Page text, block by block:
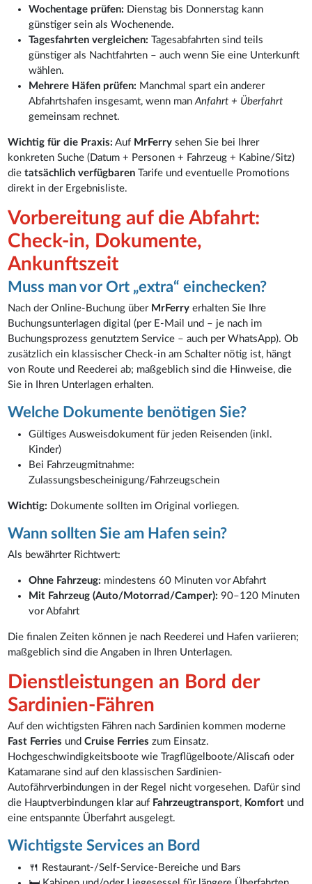
Wochentage prüfen: Dienstag bis Donnerstag kann
günstiger sein als Wochenende.
Tagesfahrten vergleichen: Tagesabfahrten sind teils
günstiger als Nachtfahrten – auch wenn Sie eine Unterkunft
wählen.
Mehrere Häfen prüfen: Manchmal spart ein anderer
Abfahrtshafen insgesamt, wenn manAnfahrt + Überfahrt
gemeinsam rechnet.
Wichtig für die Praxis: Auf MrFerry sehen Sie bei Ihrer
konkreten Suche (Datum + Personen + Fahrzeug + Kabine/Sitz)
dietatsächlich verfügbaren Tarife und eventuelle Promotions
direkt in der Ergebnisliste.
Vorbereitung auf die Abfahrt:
Check-in, Dokumente,
Ankunftszeit
Muss man vor Ort „extra“ einchecken?
Nach der Online-Buchung über MrFerry erhalten Sie Ihre
Buchungsunterlagen digital (per E-Mail und – je nach im
Buchungsprozess genutztem Service – auch per WhatsApp). Ob
zusätzlich ein klassischer Check-in am Schalter nötig ist, hängt
von Route und Reederei ab; maßgeblich sind die Hinweise, die
Sie in Ihren Unterlagen erhalten.
Welche Dokumente benötigen Sie?
Gültiges Ausweisdokument für jeden Reisenden (inkl.
Kinder)
Bei Fahrzeugmitnahme:
Zulassungsbescheinigung/Fahrzeugschein
Wichtig: Dokumente sollten im Original vorliegen.
Wann sollten Sie am Hafen sein?
Als bewährter Richtwert:
Ohne Fahrzeug: mindestens 60 Minuten vor Abfahrt
Mit Fahrzeug (Auto/Motorrad/Camper): 90–120 Minuten
vor Abfahrt
Die finalen Zeiten können je nach Reederei und Hafen variieren;
maßgeblich sind die Angaben in Ihren Unterlagen.
Dienstleistungen an Bord der
Sardinien-Fähren
Auf den wichtigsten Fähren nach Sardinien kommen moderne
Fast Ferries undCruise Ferries zum Einsatz.
Hochgeschwindigkeitsboote wie Tragflügelboote/Aliscafi oder
Katamarane sind auf den klassischen Sardinien-
Autofährverbindungen in der Regel nicht vorgesehen. Dafür sind
die Hauptverbindungen klar auf Fahrzeugtransport, Komfort und
eine entspannte Überfahrt ausgelegt.
Wichtigste Services an Bord
🍴 Restaurant-/Self-Service-Bereiche und Bars